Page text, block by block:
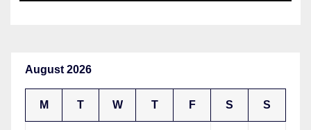
August 2026
M T W T F S S